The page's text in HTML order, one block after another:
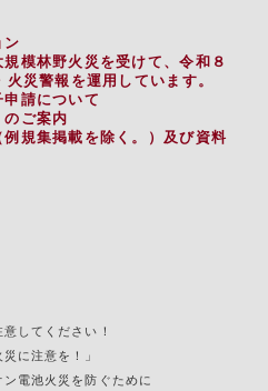
ン
模林野火災を受けて、令和８
災警報を運用しています。
請について
ご案内
規集掲載を除く。）及び資料
してください！
に注意を！」
電池火災を防ぐために